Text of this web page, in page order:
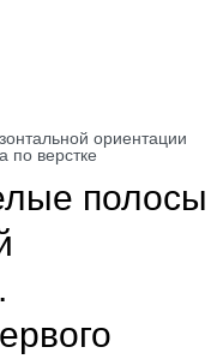
ориентации
по верстке
полосы